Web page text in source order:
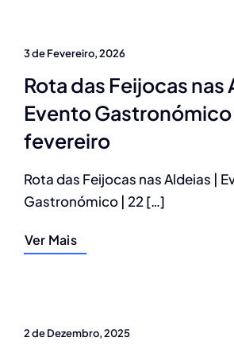
3 de Fevereiro, 2026
Rota das Feijocas nas
Evento Gastronómico
fevereiro
Rota das Feijocas nas Aldeias |
Gastronómico | 22 […]
Ver Mais
2 de Dezembro, 2025